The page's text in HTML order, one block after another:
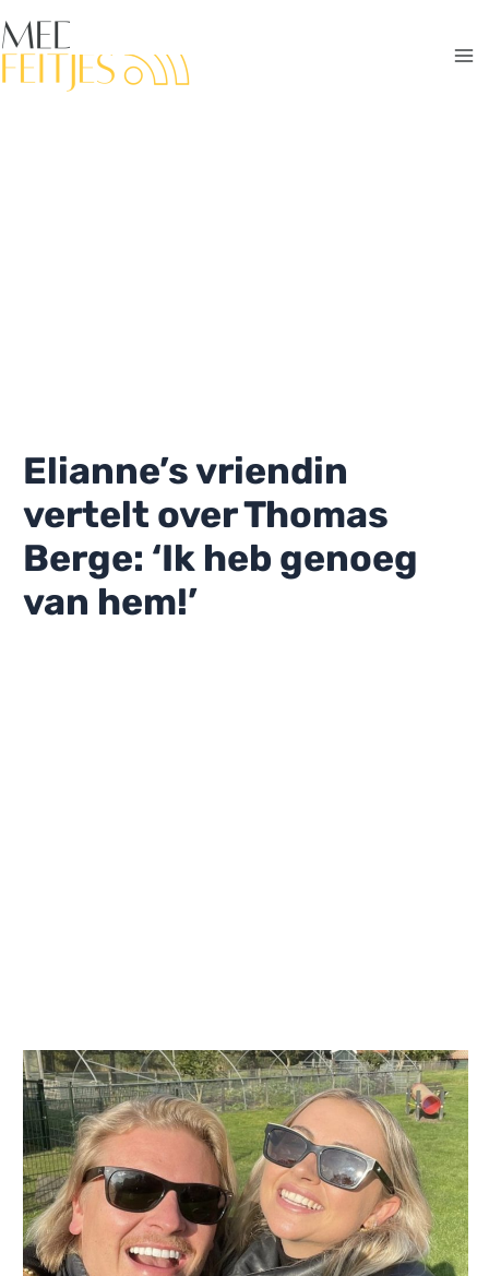
naar
de
Elianne’s vriendin
vertelt over Thomas
Berge: ‘Ik heb genoeg
van hem!’